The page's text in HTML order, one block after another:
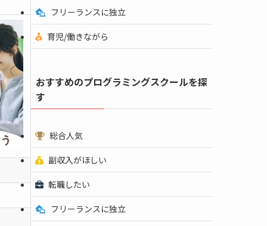
フリーランスに独立
育児/働きながら
おすすめのプログラミングスクールを探
す
総合人気
副収入がほしい
転職したい
フリーランスに独立